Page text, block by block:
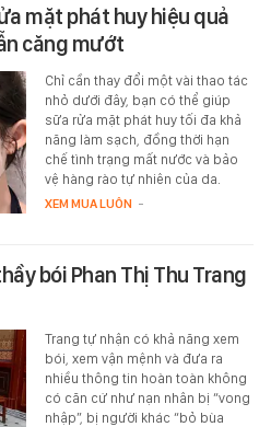
mặt phát huy hiệu quả
căng mướt
Chỉ cần thay đổi một vài thao tác
nhỏ dưới đây, bạn có thể giúp
sữa rửa mặt phát huy tối đa khả
năng làm sạch, đồng thời hạn
chế tình trạng mất nước và bảo
vệ hàng rào tự nhiên của da.
XEM MUA LUÔN -
bói Phan Thị Thu Trang
Trang tự nhận có khả năng xem
bói, xem vận mệnh và đưa ra
nhiều thông tin hoàn toàn không
có căn cứ như nạn nhân bị “vong
nhập”, bị người khác “bỏ bùa